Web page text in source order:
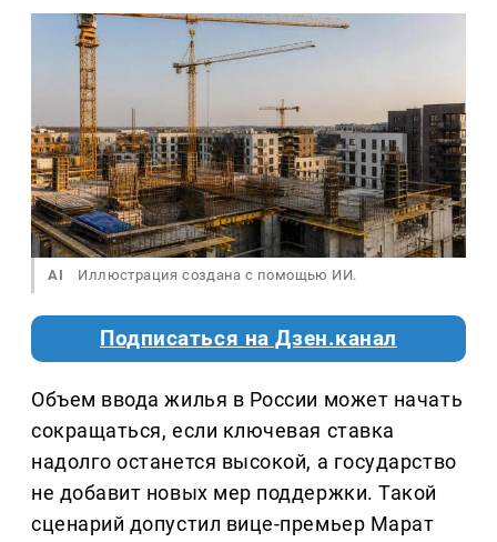
AI Иллюстрация создана с помощью ИИ.
Подписаться на Дзен.канал
Объем ввода жилья в России может начать
сокращаться, если ключевая ставка
надолго останется высокой, а государство
не добавит новых мер поддержки. Такой
сценарий допустил вице-премьер Марат